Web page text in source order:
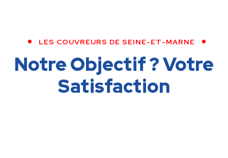
LES COUVREURS DE SEINE-ET-MARNE
Notre Objectif ?Votre
Satisfaction